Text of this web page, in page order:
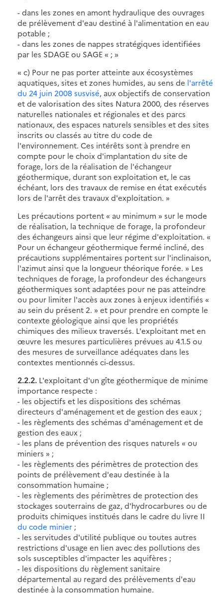
- dans les zones en amont hydraulique des ouvrages
de prélèvement d'eau destiné à l'alimentation en eau
potable ;
- dans les zones de nappes stratégiques identifiées
par les SDAGE ou SAGE « ; »
« c) Pour ne pas porter atteinte aux écosystèmes
aquatiques, sites et zones humides, au sens de l'arrêté
du 24 juin 2008 susvisé, aux objectifs de conservation
et de valorisation des sites Natura 2000, des réserves
naturelles nationales et régionales et des parcs
nationaux, des espaces naturels sensibles et des sites
inscrits ou classés au titre du code de
l'environnement. Ces intérêts sont à prendre en
compte pour le choix d'implantation du site de
forage, lors de la réalisation de l'échangeur
géothermique, durant son exploitation et, le cas
échéant, lors des travaux de remise en état exécutés
lors de l'arrêt des travaux d'exploitation. »
Les précautions portent « au minimum » sur le mode
de réalisation, la technique de forage, la profondeur
des échangeurs ainsi que leur régime d'exploitation. «
Pour un échangeur géothermique fermé incliné, des
précautions supplémentaires portent sur l'inclinaison,
l'azimut ainsi que la longueur théorique forée. » Les
techniques de forage, la profondeur des échangeurs
géothermiques sont adaptées pour ne pas atteindre
ou pour limiter l'accès aux zones à enjeux identifiés «
au sein du présent 2. » et pour prendre en compte le
contexte géologique ainsi que les propriétés
chimiques des milieux traversés. L'exploitant met en
œuvre les mesures particulières prévues au 4.1.5 ou
des mesures de surveillance adéquates dans les
contextes mentionnés ci-dessus.
2.2.2. L'exploitant d'un gîte géothermique de minime
importance respecte :
- les objectifs et les dispositions des schémas
directeurs d'aménagement et de gestion des eaux ;
- les règlements des schémas d'aménagement et de
gestion des eaux ;
- les plans de prévention des risques naturels « ou
miniers » ;
- les règlements des périmètres de protection des
points de prélèvement d'eau destinée à la
consommation humaine ;
- les règlements des périmètres de protection des
stockages souterrains de gaz, d'hydrocarbures ou de
produits chimiques institués dans le cadre du livre II
du code minier ;
- les servitudes d'utilité publique ou toutes autres
restrictions d'usage en lien avec des pollutions des
sols susceptibles d'impacter les aquifères ;
- les dispositions du règlement sanitaire
départemental au regard des prélèvements d'eau
destinée à la consommation humaine.